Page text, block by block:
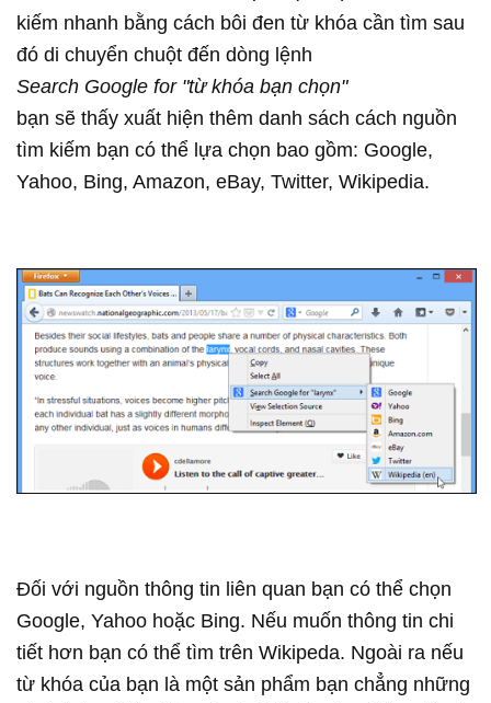
kiếm nhanh bằng cách bôi đen từ khóa cần tìm sau
đó di chuyển chuột đến dòng lệnh
Search Google for "từ khóa bạn chọn"
bạn sẽ thấy xuất hiện thêm danh sách cách nguồn
tìm kiếm bạn có thể lựa chọn bao gồm: Google,
Yahoo, Bing, Amazon, eBay, Twitter, Wikipedia.
Đối với nguồn thông tin liên quan bạn có thể chọn
Google, Yahoo hoặc Bing. Nếu muốn thông tin chi
tiết hơn bạn có thể tìm trên Wikipeda. Ngoài ra nếu
từ khóa của bạn là một sản phẩm bạn chẳng những